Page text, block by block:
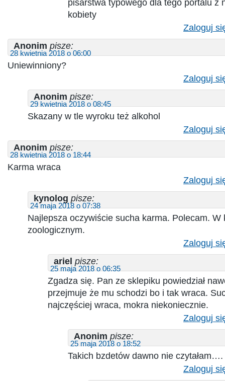
pisarstwa typowego dla tego portalu z
kobiety
Zaloguj
Anonim pisze:
28 kwietnia 2018 o 06:00
Uniewinniony?
Zaloguj
Anonim pisze:
29 kwietnia 2018 o 08:45
Skazany w tle wyroku też alkohol
Zaloguj
Anonim pisze:
28 kwietnia 2018 o 18:44
Karma wraca
Zaloguj
kynolog pisze:
24 maja 2018 o 07:38
Najlepsza oczywiście sucha karma. Polecam. W
zoologicznym.
Zaloguj
ariel pisze:
25 maja 2018 o 06:35
Zgadza się. Pan ze sklepiku powiedział
przejmuje że mu schodzi bo i tak wraca.
najczęściej wraca, mokra niekoniecznie.
Zaloguj
Anonim pisze:
25 maja 2018 o 18:52
Takich bzdetów dawno nie czytałam….
Zaloguj